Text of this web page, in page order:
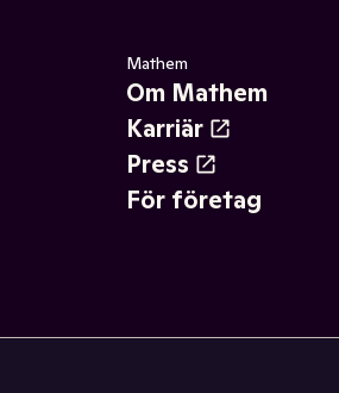
Mathem
Om Mathem
Karriär
Press
För företag